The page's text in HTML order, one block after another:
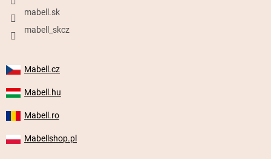
mabell.sk
mabell_skcz
Mabell.cz
Mabell.hu
Mabell.ro
Mabellshop.pl